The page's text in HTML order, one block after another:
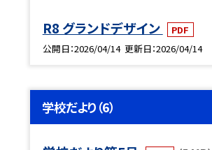
R8 グランドデザイン
PDF
公開日 2026/04/14 更新日 2026/04/14
学校だより（6）